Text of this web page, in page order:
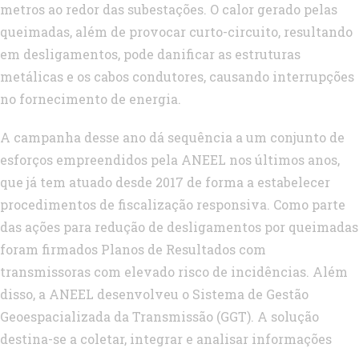
metros ao redor das subestações. O calor gerado pelas
queimadas, além de provocar curto-circuito, resultando
em desligamentos, pode danificar as estruturas
metálicas e os cabos condutores, causando interrupções
no fornecimento de energia.
A campanha desse ano dá sequência a um conjunto de
esforços empreendidos pela ANEEL nos últimos anos,
que já tem atuado desde 2017 de forma a estabelecer
procedimentos de fiscalização responsiva. Como parte
das ações para redução de desligamentos por queimadas
foram firmados Planos de Resultados com
transmissoras com elevado risco de incidências. Além
disso, a ANEEL desenvolveu o Sistema de Gestão
Geoespacializada da Transmissão (GGT). A solução
destina-se a coletar, integrar e analisar informações